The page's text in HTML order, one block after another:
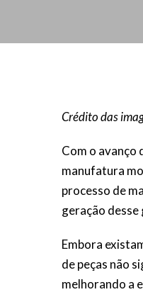
Crédito das
Com o avanço
manufatura
processo de
geração
Embora
de peças não
melhorando a